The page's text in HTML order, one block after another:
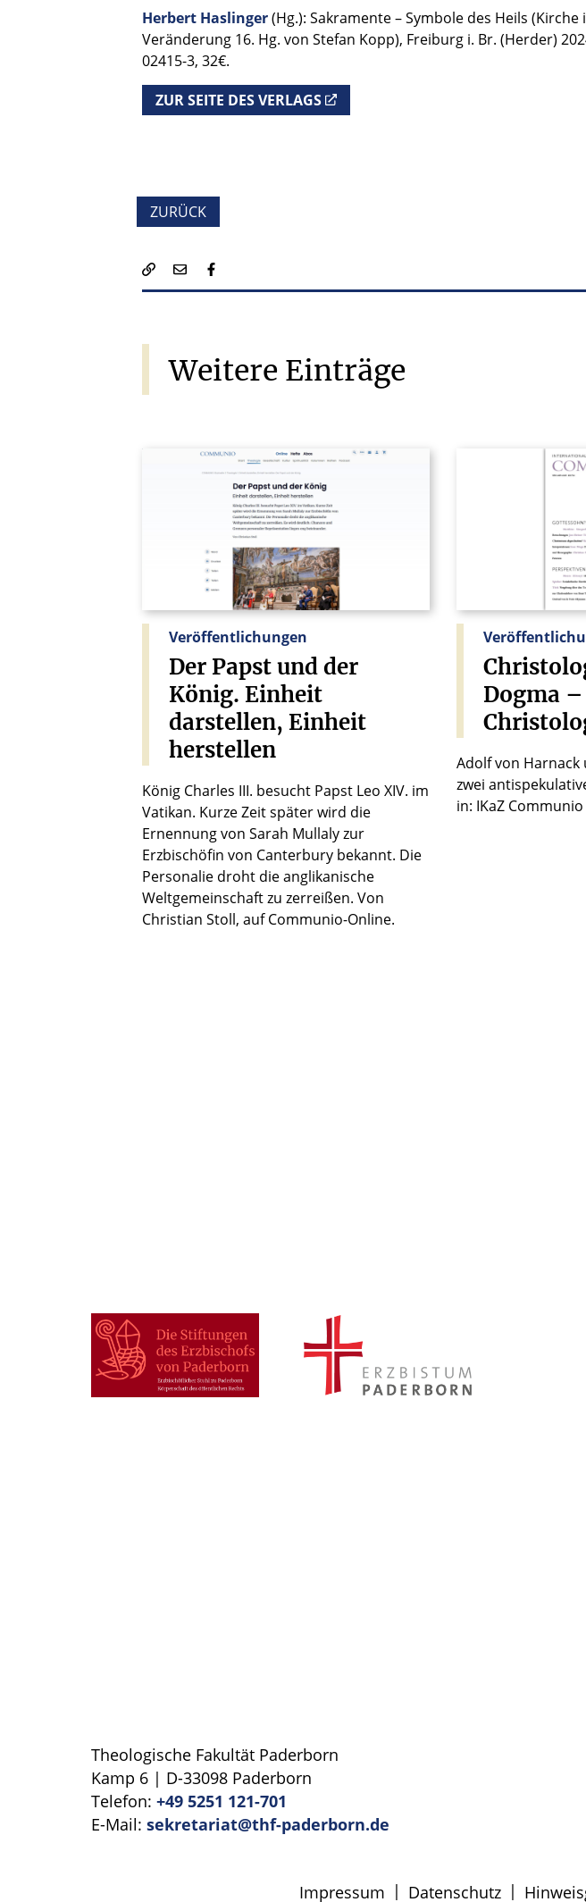
Herbert Haslinger(Hg.): Sakramente – Symbole des Heils
Veränderung 16. Hg. von Stefan Kopp), Freiburg i. Br. (Herder)
02415-3, 32€.
ZUR SEITE DES VERLAGS
ZURÜCK
Weitere Einträge
Veröffentlichungen
Der Papstundder
König. Einheit
darstellen, Einheit
herstellen
König Charles III. besucht Papst Leo XIV. im
Vatikan. Kurze Zeit später wird die
Ernennung von Sarah Mullaly zur
Erzbischöfin von Canterbury bekannt. Die
Personalie droht die anglikanische
Weltgemeinschaft zu zerreißen. Von
Christian Stoll, auf Communio-Online.
Dogma –
Adolf von
zwei
in: IKaZ
Theologische Fakultät Paderborn
Kamp 6 | D-33098 Paderborn
Telefon: +49 5251 121-701
E-Mail: sekretariat@thf-paderborn.de
Impressum | Datenschutz |